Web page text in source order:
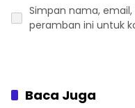
Simpan nama,
peramban ini untuk
Baca Juga